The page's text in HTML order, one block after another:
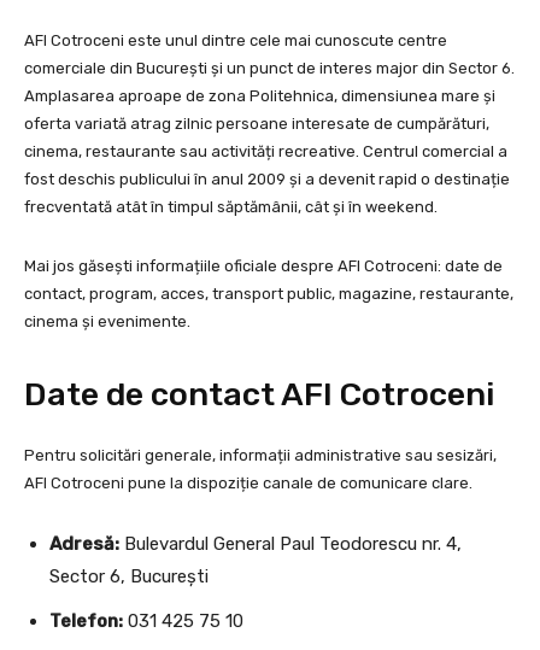
AFI Cotroceni este unul dintre cele mai cunoscute centre
comerciale din București și un punct de interes major din Sector 6.
Amplasarea aproape de zona Politehnica, dimensiunea mare și
oferta variată atrag zilnic persoane interesate de cumpărături,
cinema, restaurante sau activități recreative. Centrul comercial a
fost deschis publicului în anul 2009 și a devenit rapid o destinație
frecventată atât în timpul săptămânii, cât și în weekend.
Mai jos găsești informațiile oficiale despre AFI Cotroceni: date de
contact, program, acces, transport public, magazine, restaurante,
cinema și evenimente.
Date de contact AFI Cotroceni
Pentru solicitări generale, informații administrative sau sesizări,
AFI Cotroceni pune la dispoziție canale de comunicare clare.
Adresă: Bulevardul General Paul Teodorescu nr. 4,
Sector 6, București
Telefon: 031 425 75 10